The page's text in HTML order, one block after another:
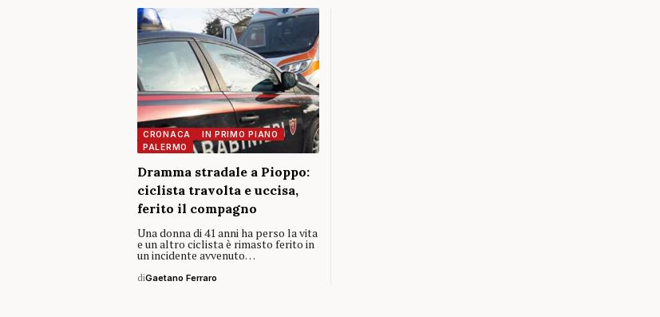
CRONACA
IN PRIMO PIANO
PALERMO
Dramma stradale a Pioppo:
ciclista travolta e uccisa,
ferito il compagno
Una donna di 41 anni ha perso la vita
e un altro ciclista è rimasto ferito in
un incidente avvenuto…
diGaetano Ferraro